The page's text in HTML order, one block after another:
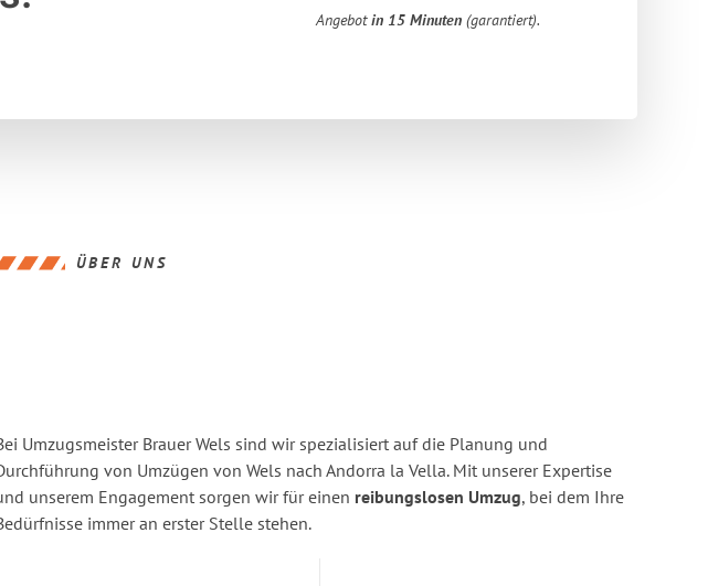
Angebotin 15 Minuten (garantiert).
ÜBER UNS
Umzugsmeister Brauer Wels sind wir spezialisiert auf die Planung und
von Umzügen von Wels nach Andorra la Vella. Mit unserer Expertise
unserem Engagement sorgen wir für einen reibungslosen Umzug, bei dem Ihre
immer an erster Stelle stehen.